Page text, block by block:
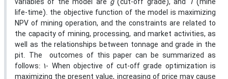
life-time). the objective function of the model is maximizing
NPV of mining operation, and the constraints are related to
the capacity of mining, processing, and market activities, as
well as the relationships between tonnage and grade in the
pit. The outcomes of this paper can be summarized as
follows: 1- When objective of cut-off grade optimization is